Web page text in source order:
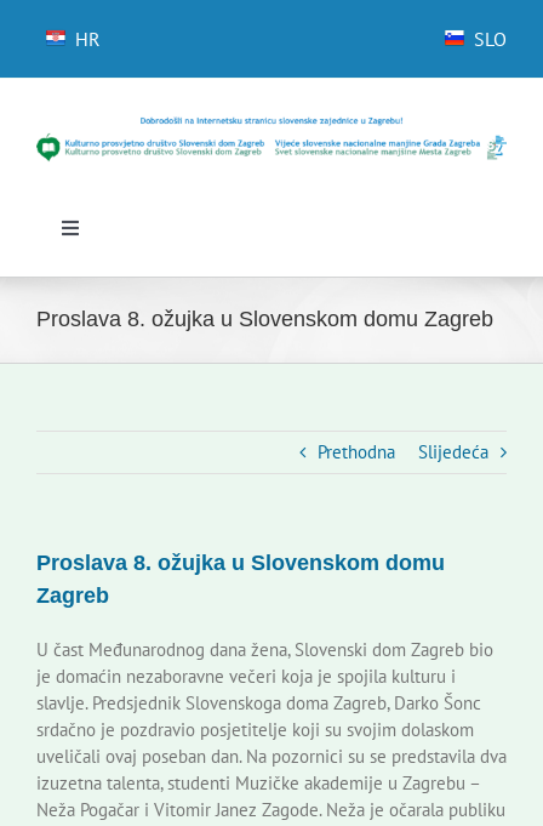
HR SLO
Toggle
Početna
Novosti
Slovenski dom Zagreb
Korisne informacije
Proslava 8. ožujka u Slovenskom domu Zagreb
Prethodna Slijedeća
Proslava 8. ožujka u Slovenskom domu
Zagreb
U čast Međunarodnog dana žena, Slovenski dom Zagreb bio
je domaćin nezaboravne večeri koja je spojila kulturu i
slavlje. Predsjednik Slovenskoga doma Zagreb, Darko Šonc
srdačno je pozdravio posjetitelje koji su svojim dolaskom
uveličali ovaj poseban dan. Na pozornici su se predstavila dva
izuzetna talenta, studenti Muzičke akademije u Zagrebu –
Neža Pogačar i Vitomir Janez Zagode. Neža je očarala publiku